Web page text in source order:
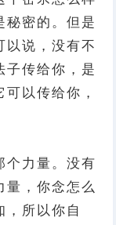
秘密的。但是
以说，没有不
子传给你，是
以传给你，
个力量。没有
量，你念怎么
，所以你自